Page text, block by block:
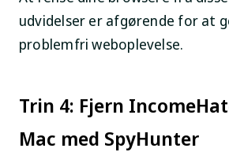
udvidelser er afgørende for at
problemfri weboplevelse.
Trin 4: Fjern
Mac med SpyHunter